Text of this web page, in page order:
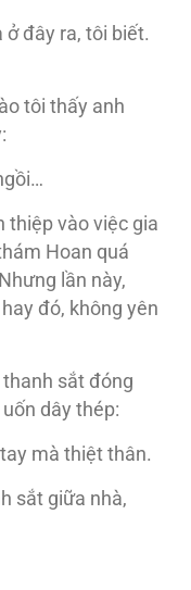
ở đây ra, tôi biết.
tôi thấy anh
thiệp vào việc gia
Hoan quá
lần này,
đó, không yên
sắt đóng
dây thép:
mà thiệt thân.
sắt giữa nhà,